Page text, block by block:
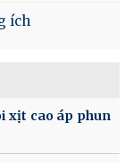
ích
xịt cao áp phun